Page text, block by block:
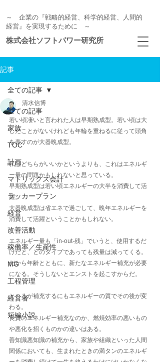
～ 企業の『戦略的経営、科学的経営、人間的
経営』を実現するために ～
株式会社ソフトパワー研究所
記事
全ての記事
家族
TOC
計画
マトリックス会計
ラッカープラン
経営
改善活動
稼働率／生産性
MG
工程管理
経営者
短編小説
全ての記事
清水信博
若い頃凄いと言われた人は早期熟成型。若い頃は大
したことがないけれども年輪を重ねるに従って頭角
を表すのが大器晩成型。
私はどちらがいいかというよりも、これはエネルギ
ー量の問題かもしれないと思っている。
早期熟成型は若い頃エネルギーの大半を消費して活
躍。
大器晩成型は省エネで過ごして、晩年エネルギーを
消費して活躍ということかもしれない。
エネルギー量も「in-out-残」でいうと、使用するだ
けだと、どのタイプであっても残量は減ってくる。
だから年齢とともに、新たなエネルギー補充が必要
になる。そうしないとエンストを起こすからだ。
ところが補充するにもエネルギーの質でその後が変
わる。
良質のエネルギー補充なのか、燃焼効率の悪いもの
や悪化を招くものかの違いはある。
善知識悪知識の補充から、家族や組織といった人間
関係においても、生まれたときの満タンのエネルギ